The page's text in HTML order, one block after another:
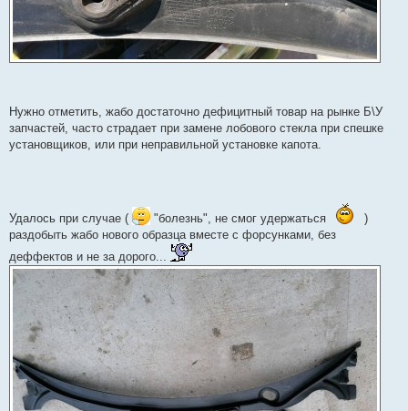
Нужно отметить, жабо достаточно дефицитный товар на рынке Б\У
запчастей, часто страдает при замене лобового стекла при спешке
установщиков, или при неправильной установке капота.
Удалось при случае ( "болезнь", не смог удержаться
)
раздобыть жабо нового образца вместе с форсунками, без
деффектов и не за дорого...